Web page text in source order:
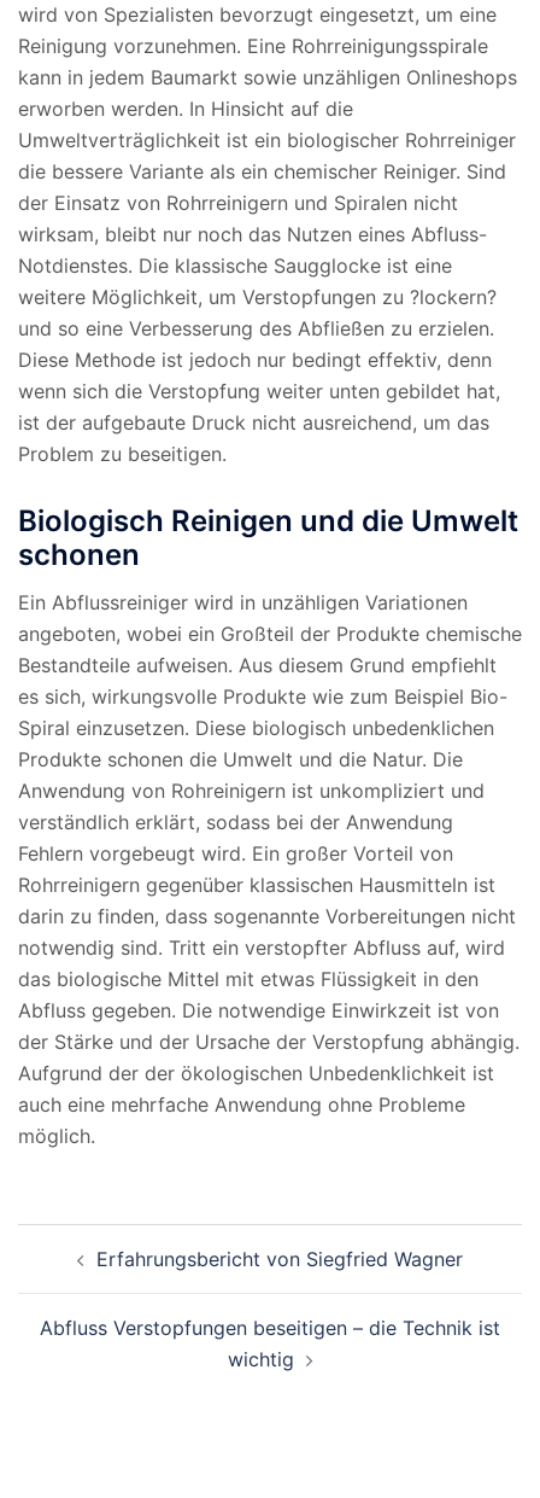
wird von Spezialisten bevorzugt eingesetzt, um eine
Reinigung vorzunehmen. Eine Rohrreinigungsspirale
kann in jedem Baumarkt sowie unzähligen Onlineshops
erworben werden. In Hinsicht auf die
Umweltverträglichkeit ist ein biologischer Rohrreiniger
die bessere Variante als ein chemischer Reiniger. Sind
der Einsatz von Rohrreinigern und Spiralen nicht
wirksam, bleibt nur noch das Nutzen eines Abfluss-
Notdienstes. Die klassische Saugglocke ist eine
weitere Möglichkeit, um Verstopfungen zu ?lockern?
und so eine Verbesserung des Abfließen zu erzielen.
Diese Methode ist jedoch nur bedingt effektiv, denn
wenn sich die Verstopfung weiter unten gebildet hat,
ist der aufgebaute Druck nicht ausreichend, um das
Problem zu beseitigen.
Biologisch Reinigen und die Umwelt
schonen
Ein Abflussreiniger wird in unzähligen Variationen
angeboten, wobei ein Großteil der Produkte chemische
Bestandteile aufweisen. Aus diesem Grund empfiehlt
es sich, wirkungsvolle Produkte wie zum Beispiel Bio-
Spiral einzusetzen. Diese biologisch unbedenklichen
Produkte schonen die Umwelt und die Natur. Die
Anwendung von Rohreinigern ist unkompliziert und
verständlich erklärt, sodass bei der Anwendung
Fehlern vorgebeugt wird. Ein großer Vorteil von
Rohrreinigern gegenüber klassischen Hausmitteln ist
darin zu finden, dass sogenannte Vorbereitungen nicht
notwendig sind. Tritt ein verstopfter Abfluss auf, wird
das biologische Mittel mit etwas Flüssigkeit in den
Abfluss gegeben. Die notwendige Einwirkzeit ist von
der Stärke und der Ursache der Verstopfung abhängig.
Aufgrund der der ökologischen Unbedenklichkeit ist
auch eine mehrfache Anwendung ohne Probleme
möglich.
Erfahrungsbericht von Siegfried Wagner
Abfluss Verstopfungen beseitigen – die Technik ist
wichtig